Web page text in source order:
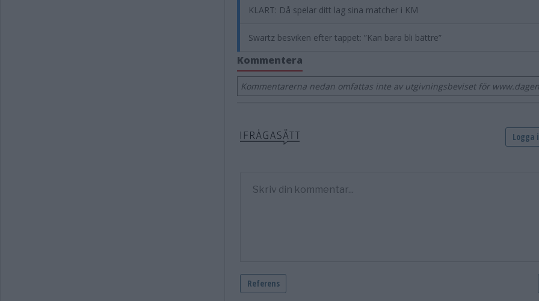
KLART: Då spelar ditt lag sina matcher i KM
Swartz besviken efter tappet: ”Kan bara bli bättre”
Kommentera
Kommentarerna nedan omfattas inte av utgivningsbeviset för